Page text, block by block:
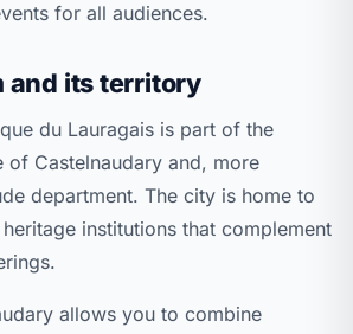
for all audiences.
and its territory
du Lauragais is part of the
of Castelnaudary and, more
department. The city is home to
institutions that complement
allows you to combine